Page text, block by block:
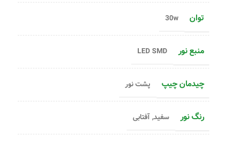
توان 30w
منبع نور LED SMD
چیدمان چیپ پشت نور
رنگ نور سفید, آفتابی